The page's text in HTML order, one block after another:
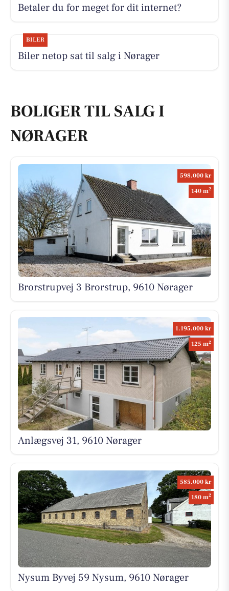
Betaler du for meget for dit internet?
BILER
Biler netop sat til salg i Nørager
BOLIGER TIL SALG I
NØRAGER
598.000 kr
140 m2
Brorstrupvej 3 Brorstrup, 9610 Nørager
1.195.000 kr
125 m2
Anlægsvej 31, 9610 Nørager
585.000 kr
180 m2
Nysum Byvej 59 Nysum, 9610 Nørager